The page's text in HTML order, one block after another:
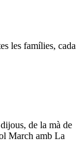
les famílies, cada
de la mà de
March amb La